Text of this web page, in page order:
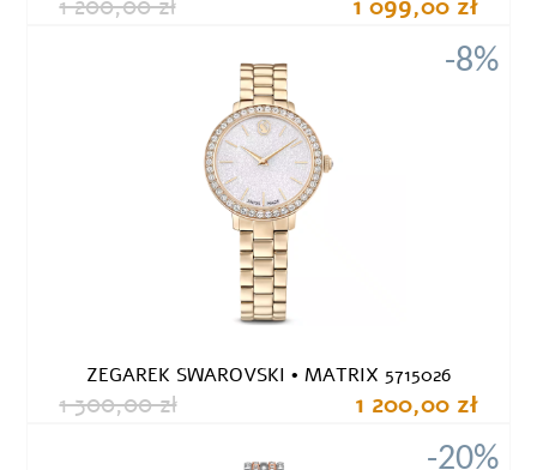
1 200,00 zł 1 099,00 zł
-8%
ZEGAREK SWAROVSKI • MATRIX 5715026
1 300,00 zł 1 200,00 zł
-20%